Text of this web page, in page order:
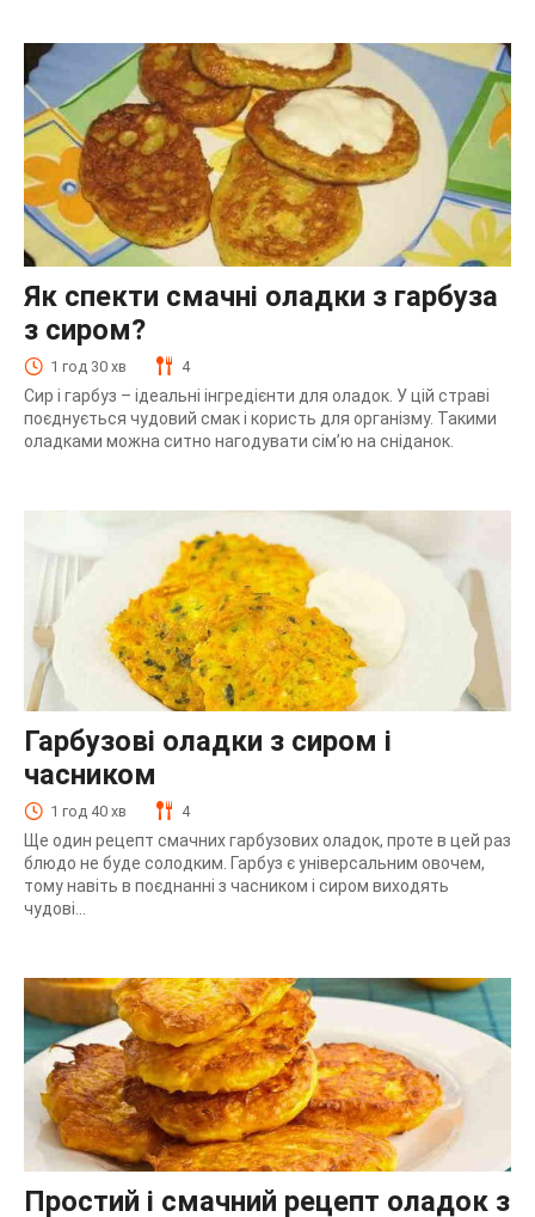
Як спекти смачні оладки з гарбуза
з сиром?
1 год 30 хв 4
Сир і гарбуз – ідеальні інгредієнти для оладок. У цій страві
поєднується чудовий смак і користь для організму. Такими
оладками можна ситно нагодувати сім’ю на сніданок.
Гарбузові оладки з сиром і
часником
1 год 40 хв 4
Ще один рецепт смачних гарбузових оладок, проте в цей раз
блюдо не буде солодким. Гарбуз є універсальним овочем,
тому навіть в поєднанні з часником і сиром виходять
чудові...
Простий і смачний рецепт оладок з